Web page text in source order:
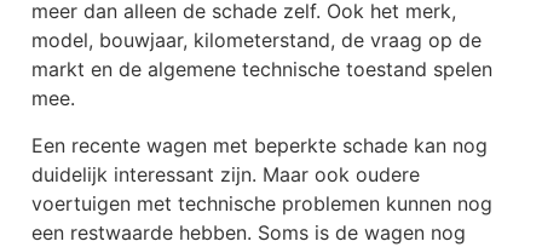
meer dan alleen de schade zelf. Ook het merk,
model, bouwjaar, kilometerstand, de vraag op de
markt en de algemene technische toestand spelen
mee.
Een recente wagen met beperkte schade kan nog
duidelijk interessant zijn. Maar ook oudere
voertuigen met technische problemen kunnen nog
een restwaarde hebben. Soms is de wagen nog